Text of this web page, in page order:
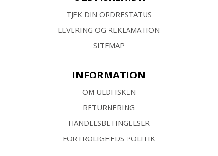
TJEK DIN ORDRESTATUS
LEVERING OG REKLAMATION
SITEMAP
INFORMATION
OM ULDFISKEN
RETURNERING
HANDELSBETINGELSER
FORTROLIGHEDS POLITIK